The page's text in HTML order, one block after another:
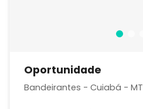
Oportunidade
Bandeirantes - Cuiabá - MT